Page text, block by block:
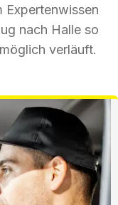
Expertenwissen
nach Halle so
verläuft.